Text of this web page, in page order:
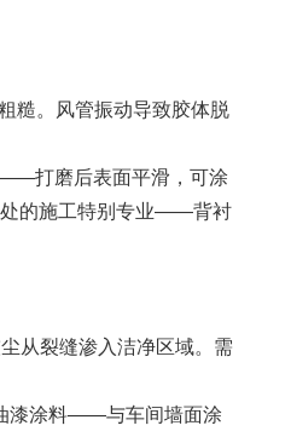
糙。风管振动导致胶体脱
打磨后表面平滑，可涂
处的施工特别专业——背衬
从裂缝渗入洁净区域。需
漆涂料——与车间墙面涂